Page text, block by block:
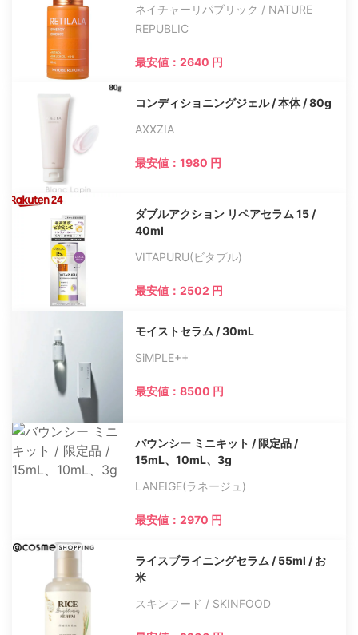
ネイチャーリパブリック / NATURE
REPUBLIC
最安値：2640 円
コンディショニングジェル / 本体 / 80g
AXXZIA
最安値：1980 円
ダブルアクション リペアセラム 15 /
40ml
VITAPURU(ビタプル)
最安値：2502 円
モイストセラム / 30mL
SiMPLE++
最安値：8500 円
バウンシー ミニキット / 限定品 /
15mL、10mL、3g
LANEIGE(ラネージュ)
最安値：2970 円
ライスブライニングセラム / 55ml / お
米
スキンフード / SKINFOOD